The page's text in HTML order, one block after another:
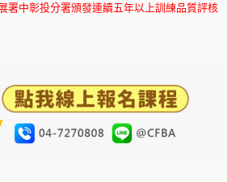
署中彰投分署頒發連續五年以上訓練品質評核